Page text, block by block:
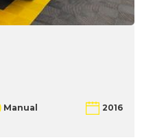
Manual 2016